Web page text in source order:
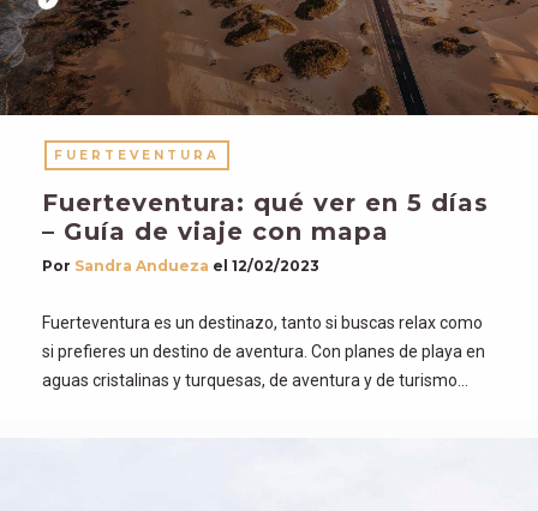
FUERTEVENTURA
Fuerteventura: qué ver en 5 días
– Guía de viaje con mapa
Por Sandra Andueza el 12/02/2023
Fuerteventura es un destinazo, tanto si buscas relax como
si prefieres un destino de aventura. Con planes de playa en
aguas cristalinas y turquesas, de aventura y de turismo…